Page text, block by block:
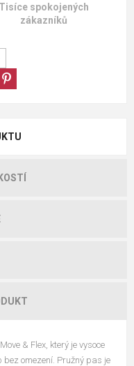
Tisíce spokojených
zákazníků
& Flex, který je vysoce
bez omezení. Pružný pas je